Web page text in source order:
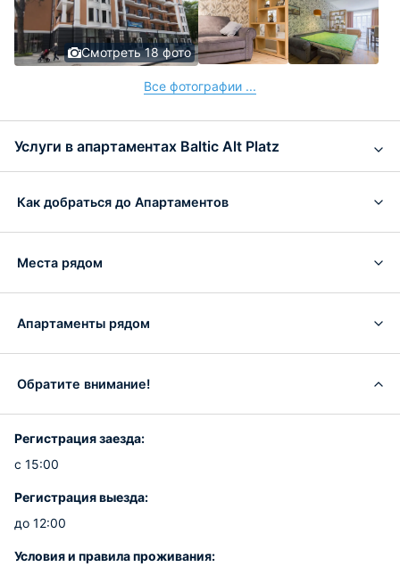
Смотреть 18 фото
Все фотографии ...
Услуги в апартаментах Baltic Alt Platz
Как добраться до Апартаментов
Места рядом
Апартаменты рядом
Обратите внимание!
Регистрация заезда:
с 15:00
Регистрация выезда:
до 12:00
Условия и правила проживания: